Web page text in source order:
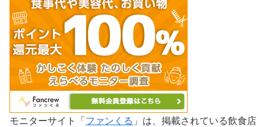
モニターサイト「 ファンくる 」は、掲載されている飲食店